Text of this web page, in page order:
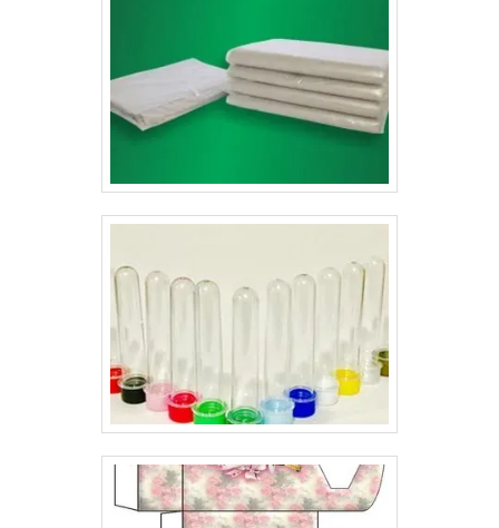
na proteção dos produtos e sofisticação para a sua
empresa, aumentando a confiança para o
público.Conheça uma empresa de alta qualidadeA
Gráfica Lyons é uma empresa especialista em produzir
das embalagens para delivery e anos de experiência
no mercado, com os melhores produtos para os seus